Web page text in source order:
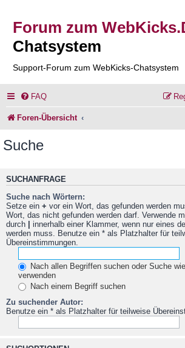
Forum zum
Chatsystem
Support-Forum zum WebKicks-Chatsystem
FAQ
Foren-Übersicht
Suche
SUCHANFRAGE
Suche nach Wörtern:
Setze ein + vor ein Wort, das gefunden werden
Wort, das nicht gefunden werden darf. Verwende
durch | innerhalb einer Klammer, wenn nur eines
werden muss. Benutze ein * als Platzhalter für
Übereinstimmungen.
Nach allen Begriffen suchen oder Suche
verwenden
Nach einem Begriff suchen
Zu suchender Autor:
Benutze ein * als Platzhalter für teilweise